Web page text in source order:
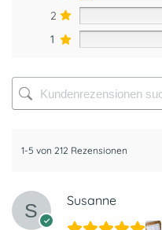
2
1
1-5 von 212 Rezensionen
Susanne